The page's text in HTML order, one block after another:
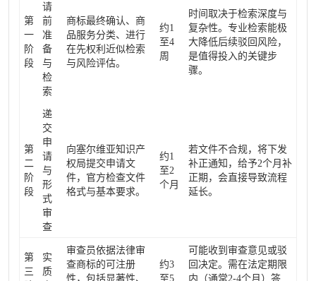
第
一
阶
段
请
前
准
备
与
检
索
商标最终确认、商
品服务分类、进行
在先权利近似检索
与风险评估。
约1
至4
周
时间取决于检索深度与
复杂性。专业检索能极
大降低后续驳回风险，
是值得投入的关键步
骤。
第
二
阶
段
递
交
申
请
与
形
式
审
查
向塞尔维亚知识产
权局提交申请文
件，官方检查文件
格式与基本要求。
约1
至2
个月
若文件不合规，将下发
补正通知，给予2个月补
正期，会直接导致流程
延长。
第
三
实
质
审查员依据法律审
查商标的可注册
性，包括显著性、
约3
至5
可能收到审查意见或驳
回决定。需在法定期限
内（通常2-4个月）答